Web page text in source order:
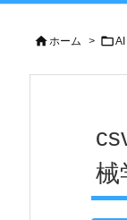
 ホーム > AI
械